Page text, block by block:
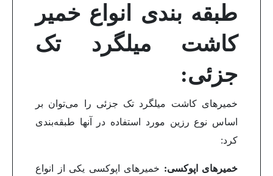
طبقه بندی انواع خمیر
کاشت میلگرد تک
جزئی:
خمیرهای کاشت میلگرد تک جزئی را می‌توان بر
اساس نوع رزین مورد استفاده در آنها طبقه‌بندی
کرد:
خمیرهای اپوکسی: خمیرهای اپوکسی یکی از انواع